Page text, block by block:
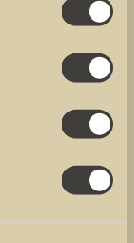
tikslais